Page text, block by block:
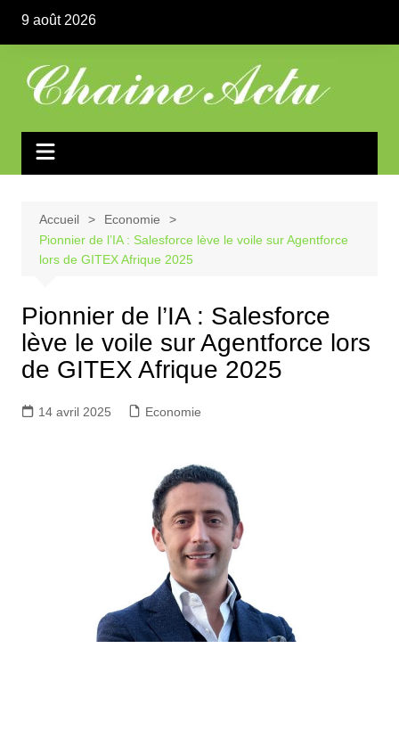
contenu
9 août 2026
Accueil
Economie
Pionnier de l’IA : Salesforce lève le voile sur Agentforce
lors de GITEX Afrique 2025
Pionnier de l’IA : Salesforce
lève le voile sur Agentforce lors
de GITEX Afrique 2025
14 avril 2025 Economie